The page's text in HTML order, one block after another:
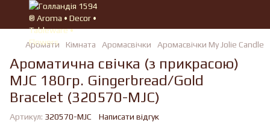
Аромати Кімната Аромасвічки Аромасвічки My Jolie Candle
Ароматична свічка (з прикрасою)
MJC 180гр. Gingerbread/Gold
Bracelet (320570-MJC)
Артикул: 320570-MJC Написати відгук